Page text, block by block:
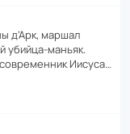
д’Арк, маршал
убийца-маньяк.
Иисуса…